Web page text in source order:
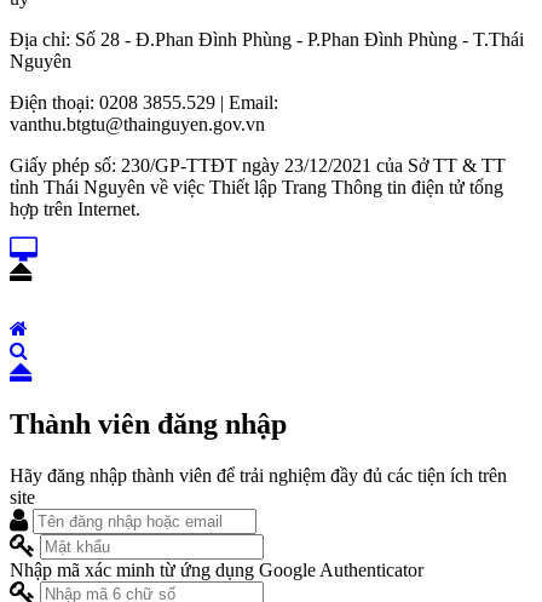
Địa chỉ: Số 28 - Đ.Phan Đình Phùng - P.Phan Đình Phùng - T.Thái
Nguyên
Điện thoại: 0208 3855.529 | Email:
vanthu.btgtu@thainguyen.gov.vn
Giấy phép số: 230/GP-TTĐT ngày 23/12/2021 của Sở TT & TT
tỉnh Thái Nguyên về việc Thiết lập Trang Thông tin điện tử tổng
hợp trên Internet.
Thành viên đăng nhập
Hãy đăng nhập thành viên để trải nghiệm đầy đủ các tiện ích trên
site
Nhập mã xác minh từ ứng dụng Google Authenticator